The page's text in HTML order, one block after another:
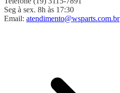
Seg à sex. 8h às 17:30
Email: atendimento@wsparts.com.br